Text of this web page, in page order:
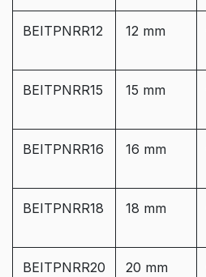
BEITPNRR12 12 mm
BEITPNRR15 15 mm
BEITPNRR16 16 mm
BEITPNRR18 18 mm
BEITPNRR20 20 mm